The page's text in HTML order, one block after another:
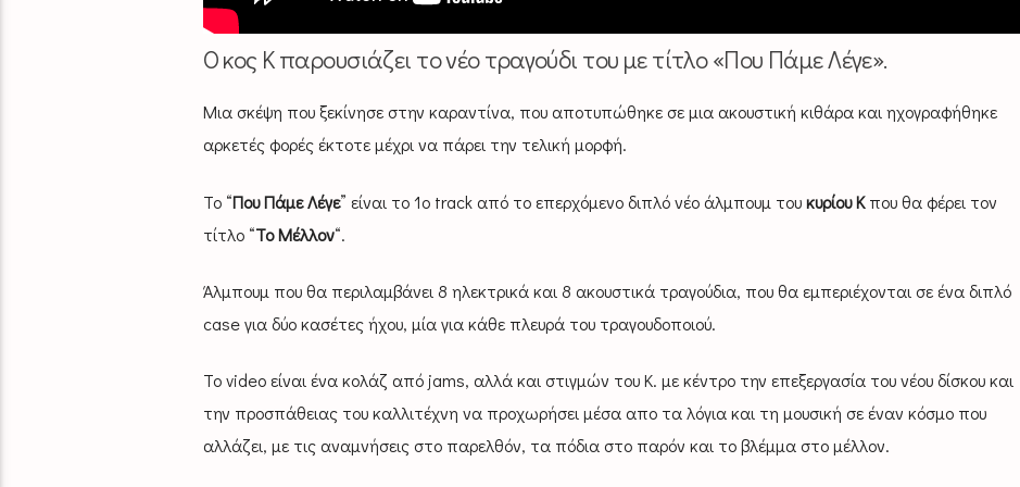
O κος Κ παρουσιάζει το νέο τραγούδι του με τίτλο «Που Πάμε Λέγε».
Μια σκέψη που ξεκίνησε στην καραντίνα, που αποτυπώθηκε σε μια ακουστική κιθάρα και ηχογραφήθηκε
αρκετές φορές έκτοτε μέχρι να πάρει την τελική μορφή.
Το “Που Πάμε Λέγε” είναι το 1ο track από το επερχόμενο διπλό νέο άλμπουμ τουκυρίου Κπου θα φέρει τον
τίτλο “Το Μέλλον“.
Άλμπουμ που θα περιλαμβάνει 8 ηλεκτρικά και 8 ακουστικά τραγούδια, που θα εμπεριέχονται σε ένα διπλό
case για δύο κασέτες ήχου, μία για κάθε πλευρά του τραγουδοποιού.
Το video είναι ένα κολάζ από jams, αλλά και στιγμών του Κ. με κέντρο την επεξεργασία του νέου δίσκου και
την προσπάθειας του καλλιτέχνη να προχωρήσει μέσα απο τα λόγια και τη μουσική σε έναν κόσμο που
αλλάζει, με τις αναμνήσεις στο παρελθόν, τα πόδια στο παρόν και το βλέμμα στο μέλλον.